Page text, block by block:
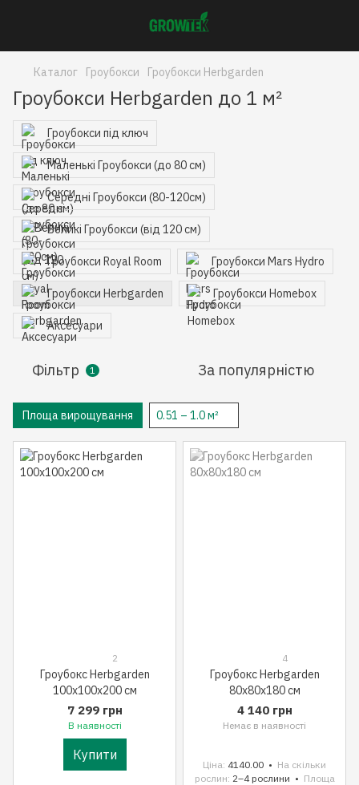
Каталог Гроубокси Гроубокси Herbgarden
Гроубокси Herbgarden до 1 м²
Гроубокси під ключ
Маленькі Гроубокси (до 80 см)
Середні Гроубокси (80-120см)
Великі Гроубокси (від 120 см)
Гроубокси Royal Room Гроубокси Mars Hydro
Гроубокси Herbgarden Гроубокси Homebox
Аксесуари
Фільтр 1 За популярністю
Площа вирощування 0.51 – 1.0 м²
2
Гроубокс Herbgarden
100x100x200 см
7 299 грн
В наявності
Купити
4
Гроубокс Herbgarden
80x80x180 см
4 140 грн
Немає в наявності
Ціна 4140.00
На скільки
рослин 2–4 рослини
Площа